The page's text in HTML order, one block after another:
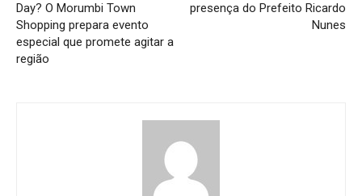
Day? O Morumbi Town
Shopping prepara evento
especial que promete agitar a
região
presença do Prefeito Ricardo
Nunes